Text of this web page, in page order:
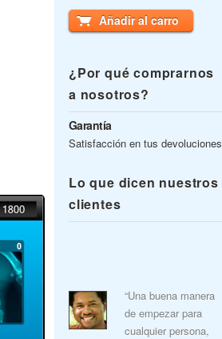
Añadir al carro
¿Por qué comprarnos
a nosotros?
Garantía
Satisfacción en tus devoluciones
Lo que dicen nuestros
clientes
“Una buena manera
de empezar para
cualquier persona,